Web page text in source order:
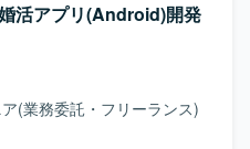
活アプリ(Android)開発
(業務委託・フリーランス)